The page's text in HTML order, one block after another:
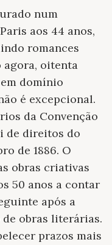
num
aos 44 anos,
romances
oitenta
domínio
é excepcional.
da Convenção
de direitos do
de 1886. O
obras criativas
50 anos a contar
após a
obras literárias.
prazos mais